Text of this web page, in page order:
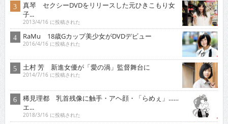
真琴 セクシーDVDをリリースした元ひきこもり女
子...
2013/4/16 に投稿された
RaMu 18歳Gカップ美少女がDVDデビュー
2016/4/16 に投稿された
土村 芳 新進女優が「愛の渦」監督舞台に
2014/7/16 に投稿された
稀見理都 乳首残像に触手・アヘ顔・「らめぇ」……
エ...
2018/3/16 に投稿された